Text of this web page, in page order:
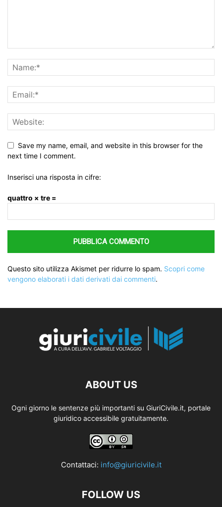
Save my name, email, and website in this browser for the
next time I comment.
Inserisci una risposta in cifre:
quattro × tre =
Questo sito utilizza Akismet per ridurre lo spam. Scopri come
vengono elaborati i dati derivati dai commenti.
ABOUT US
Ogni giorno le sentenze più importanti su GiuriCivile.it, portale
giuridico accessibile gratuitamente.
Contattaci: info@giuricivile.it
FOLLOW US